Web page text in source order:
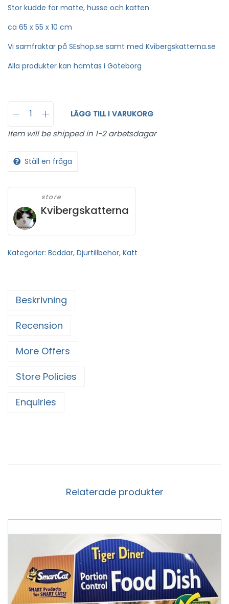
Stor kudde för matte, husse och katten
ca 65 x 55 x 10 cm
Vi samfraktar på SEshop.se samt med Kvibergskatterna.se
Alla produkter kan hämtas i Göteborg
LÄGG TILL I VARUKORG
Item will be shipped in 1-2 arbetsdagar
Ställ en fråga
store
Kvibergskatterna
Kategorier: Bäddar, Djurtillbehör, Katt
Beskrivning
Recension
More Offers
Store Policies
Enquiries
Relaterade produkter